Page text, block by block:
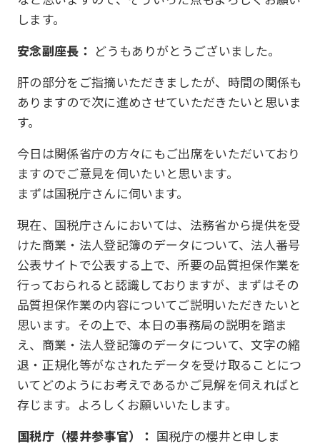
します。
安念副座長： どうもありがとうございました。
肝の部分をご指摘いただきましたが、時間の関係も
ありますので次に進めさせていただきたいと思いま
す。
今日は関係省庁の方々にもご出席をいただいており
ますのでご意見を伺いたいと思います。
まずは国税庁さんに伺います。
現在、国税庁さんにおいては、法務省から提供を受
けた商業・法人登記簿のデータについて、法人番号
公表サイトで公表する上で、所要の品質担保作業を
行っておられると認識しておりますが、まずはその
品質担保作業の内容についてご説明いただきたいと
思います。その上で、本日の事務局の説明を踏ま
え、商業・法人登記簿のデータについて、文字の縮
退・正規化等がなされたデータを受け取ることにつ
いてどのようにお考えであるかご見解を伺えればと
存じます。よろしくお願いいたします。
国税庁（櫻井参事官）： 国税庁の櫻井と申しま